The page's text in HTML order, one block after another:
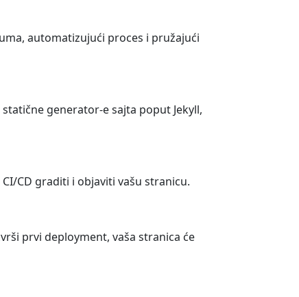
automatizujući proces i pružajući
generator-e sajta poput Jekyll,
CD graditi i objaviti vašu stranicu.
prvi deployment, vaša stranica će